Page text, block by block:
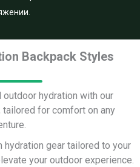
Backpack Styles
hydration with our
for comfort on any
gear tailored to your
your outdoor experience.